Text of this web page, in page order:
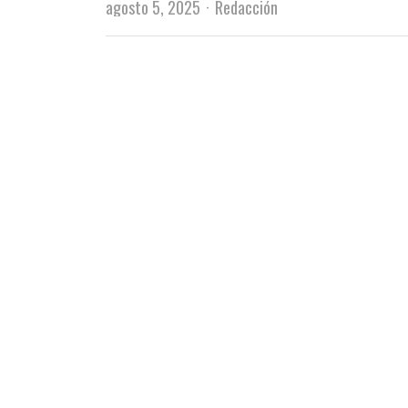
agosto 5, 2025 Author
Redacción